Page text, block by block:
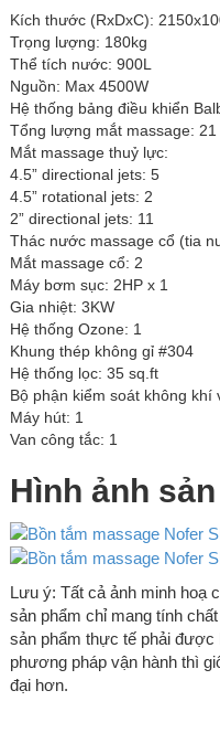
Kích thước (RxDxC):
Trọng lượng: 180kg
Thể tích nước: 900L
Nguồn: Max 4500W
Hệ thống bảng điều khiển
Tổng lượng mắt massage: 21
Mắt massage thuỷ lực:
4.5” directional jets: 5
4.5” rotational jets: 2
2” directional jets: 11
Thác nước massage cổ (tia
Mắt massage cổ: 2
Máy bơm sục: 2HP x 1
Gia nhiệt: 3KW
Hệ thống Ozone: 1
Khung thép không gỉ #304
Hệ thống lọc: 35 sq.ft
Bộ phận kiểm soát không
Máy hút: 1
Van công tắc: 1
Hình ảnh
Lưu ý: Tất cả ảnh minh hoạ
sản phẩm chỉ mang tính
sản phẩm thực tế phải được
phương pháp vận hành thì
đại hơn.